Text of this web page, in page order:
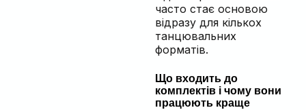
часто стає основою
відразу для кількох
танцювальних
форматів.
Що входить до
комплектів і чому вони
працюють краще